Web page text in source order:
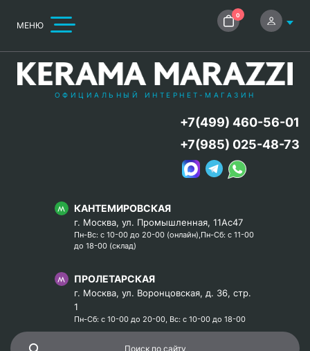
МЕНЮ
0
ОФИЦИАЛЬНЫЙ ИНТЕРНЕТ-МАГАЗИН
КАНТЕМИРОВСКАЯ
г. Москва, ул. Промышленная, 11Ас47
Пн-Вс: с 10-00 до 20-00 (онлайн),Пн-Сб: с 11-00
до 18-00 (склад)
ПРОЛЕТАРСКАЯ
г. Москва, ул. Воронцовская, д. 36, стр.
1
Пн-Сб: с 10-00 до 20-00, Вс: с 10-00 до 18-00
+7(499) 460-56-01
+7(985) 025-48-73